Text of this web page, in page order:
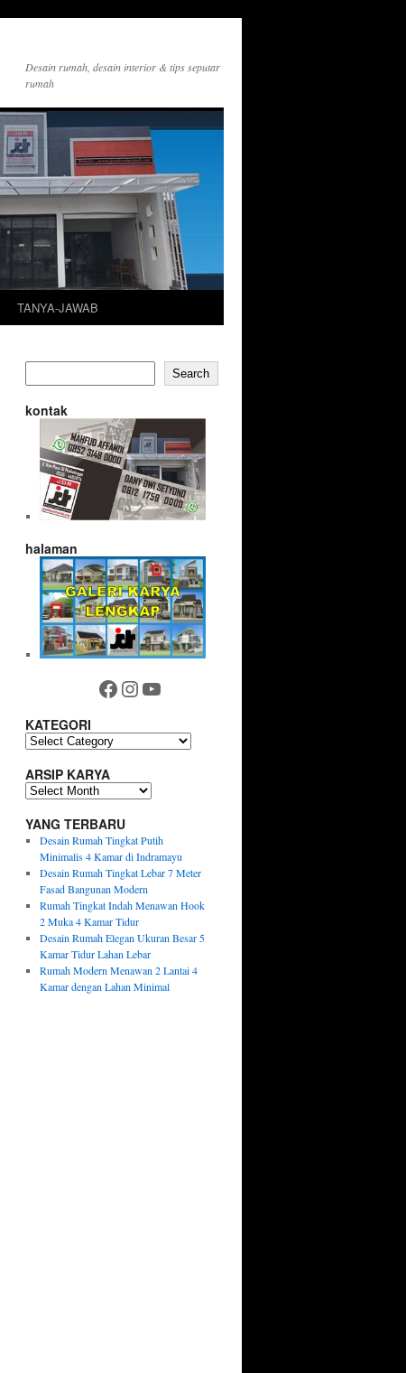
Desain rumah, desain interior & tips seputar
rumah
TANYA-JAWAB
Search
kontak
halaman
Facebook
Instagram
YouTube
KATEGORI
KATEGORI
ARSIP KARYA
ARSIP
YANG TERBARU
Desain Rumah Tingkat Putih
Minimalis 4 Kamar di Indramayu
Desain Rumah Tingkat Lebar 7 Meter
Fasad Bangunan Modern
Rumah Tingkat Indah Menawan Hook
2 Muka 4 Kamar Tidur
Desain Rumah Elegan Ukuran Besar 5
Kamar Tidur Lahan Lebar
Rumah Modern Menawan 2 Lantai 4
Kamar dengan Lahan Minimal